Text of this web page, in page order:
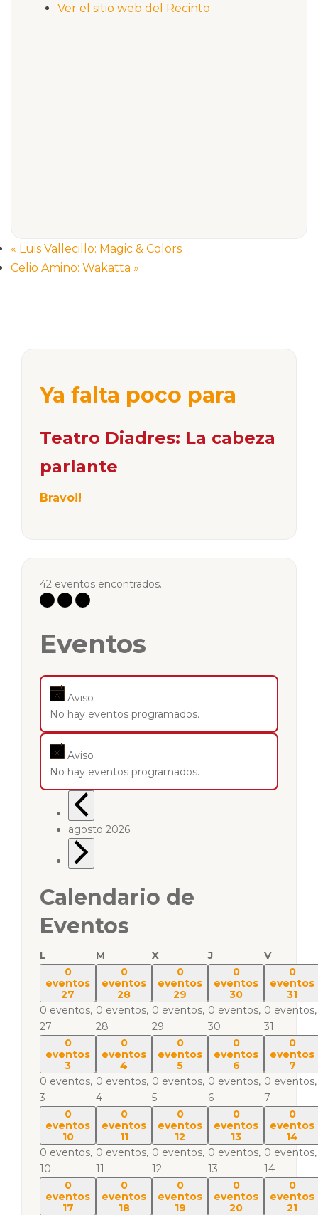
Ver el sitio web del Recinto
« Luis Vallecillo: Magic & Colors
Celio Amino: Wakatta »
Ya falta poco para
Teatro Diadres: La cabeza
parlante
Bravo!!
42 eventos encontrados.
Eventos
Aviso
No hay eventos programados.
Aviso
No hay eventos programados.
agosto 2026
Calendario de
Eventos
L M X J
V
0
eventos
27
0 eventos,
27
0
eventos
28
0 eventos,
28
0
eventos
29
0 eventos,
29
0
eventos
30
0 eventos,
30
0
eventos
31
0 eventos,
31
0
eventos
3
0 eventos,
3
0
eventos
4
0 eventos,
4
0
eventos
5
0 eventos,
5
0
eventos
6
0 eventos,
6
0
eventos
7
0 eventos,
7
0
eventos
10
0 eventos,
10
0
eventos
11
0 eventos,
11
0
eventos
12
0 eventos,
12
0
eventos
13
0 eventos,
13
0
eventos
14
0 eventos,
14
0
eventos
17
0
eventos
18
0
eventos
19
0
eventos
20
0
eventos
21